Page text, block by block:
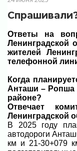
Ответы на
Ленинградской
жителей
телефонной
Когда
Анташи – Ропша
районе?
Отвечает
Ленинградской
В 2025 году
автодороги
км и 21-30+079